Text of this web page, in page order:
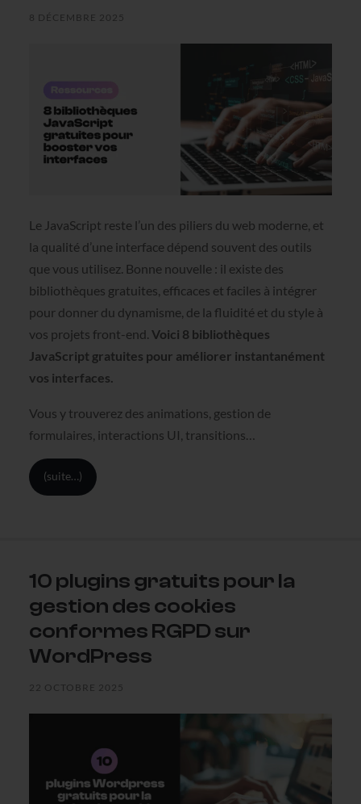
8 DÉCEMBRE 2025
Le JavaScript reste l’un des piliers du web moderne, et
la qualité d’une interface dépend souvent des outils
que vous utilisez. Bonne nouvelle : il existe des
bibliothèques gratuites, efficaces et faciles à intégrer
pour donner du dynamisme, de la fluidité et du style à
vos projets front-end. Voici 8 bibliothèques
JavaScript gratuites pour améliorer instantanément
vos interfaces.
Vous y trouverez des animations, gestion de
formulaires, interactions UI, transitions…
(suite…)
10 plugins gratuits pour la
gestion des cookies
conformes RGPD sur
WordPress
22 OCTOBRE 2025